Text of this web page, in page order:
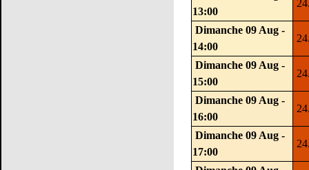
13:00
Dimanche 09 Aug -
14:00
Dimanche 09 Aug -
15:00
Dimanche 09 Aug -
16:00
Dimanche 09 Aug -
17:00